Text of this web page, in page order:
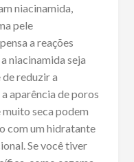
niacinamida,
pele
a reações
niacinamida seja
reduzir a
aparência de poros
seca podem
com um hidratante
Se você tiver